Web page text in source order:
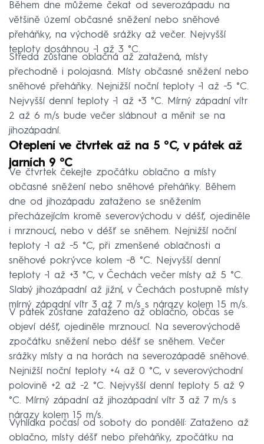
Během dne můžeme čekat od severozápadu na
většině území občasné sněžení nebo sněhové
přeháňky, na východě srážky až večer. Nejvyšší
teploty dosáhnou −1 až 3 °C.
Středa zůstane oblačná až zatažená, místy
přechodně i polojasná. Místy občasné sněžení nebo
sněhové přeháňky. Nejnižší noční teploty −1 až −5 °C.
Nejvyšší denní teploty −1 až +3 °C. Mírný západní vítr
2 až 6 m/s bude večer slábnout a měnit se na
jihozápadní.
Oteplení ve čtvrtek až na 5 °C, v pátek až
jarních 9 °C
Ve čtvrtek čekejte zpočátku oblačno a místy
občasné sněžení nebo sněhové přeháňky. Během
dne od jihozápadu zataženo se sněžením
přecházejícím kromě severovýchodu v déšť, ojediněle
i mrznoucí, nebo v déšť se sněhem. Nejnižší noční
teploty −1 až −5 °C, při zmenšené oblačnosti a
sněhové pokrývce kolem −8 °C. Nejvyšší denní
teploty −1 až +3 °C, v Čechách večer místy až 5 °C.
Slabý jihozápadní až jižní, v Čechách postupně místy
mírný západní vítr 3 až 7 m/s s nárazy kolem 15 m/s.
V pátek zůstane zataženo až oblačno, občas se
objeví déšť, ojediněle mrznoucí. Na severovýchodě
zpočátku sněžení nebo déšť se sněhem. Večer
srážky místy a na horách na severozápadě sněhové.
Nejnižší noční teploty +4 až 0 °C, v severovýchodní
polovině +2 až −2 °C. Nejvyšší denní teploty 5 až 9
°C. Mírný západní až jihozápadní vítr 3 až 7 m/s s
nárazy kolem 15 m/s.
Vyhlídka počasí od soboty do pondělí: Zataženo až
oblačno, místy déšť nebo přeháňky, zpočátku na